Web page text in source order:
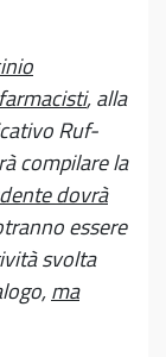
, alla
Ruf-
compilare la
dovrà
essere
svolta
ma